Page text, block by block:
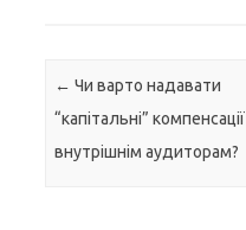
Навігація по запису
← Чи варто надавати
“капітальні” компенсації
внутрішнім аудиторам?